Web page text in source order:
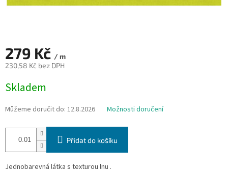
279 Kč / m
230,58 Kč bez DPH
cena:
Skladem
Můžeme doručit do: 12.8.2026 Možnosti doručení
Přidat do košíku
Jednobarevná látka s texturou lnu .